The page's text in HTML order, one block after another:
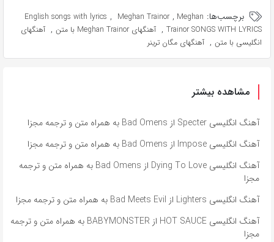
برچسب‌ها: English songs with lyrics , Meghan Trainor , Meghan
Trainor SONGS WITH LYRICS
, آهنگهای Meghan Trainor با متن , آهنگهای
انگلیسی با متن , آهنگهای مگان ترینر
مشاهده بیشتر
آهنگ انگلیسی Specter از Bad Omens به همراه متن و ترجمه مجزا
آهنگ انگلیسی Impose از Bad Omens به همراه متن و ترجمه مجزا
آهنگ انگلیسی Dying To Love از Bad Omens به همراه متن و ترجمه
مجزا
آهنگ انگلیسی Lighters از Bad Meets Evil به همراه متن و ترجمه مجزا
آهنگ انگلیسی HOT SAUCE از BABYMONSTER به همراه متن و ترجمه
مجزا